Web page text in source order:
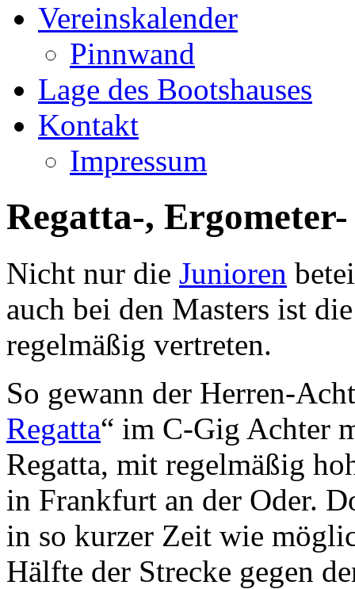
Vereinskalender
Pinnwand
Lage des Bootshauses
Kontakt
Impressum
Regatta-,
Nicht nur die Junioren
auch bei den Masters ist
regelmäßig vertreten.
So gewann der Herren-
Regatta“ im C-Gig Achter
Regatta, mit regelmäßig
in Frankfurt an der Oder.
in so kurzer Zeit wie
Hälfte der Strecke gegen